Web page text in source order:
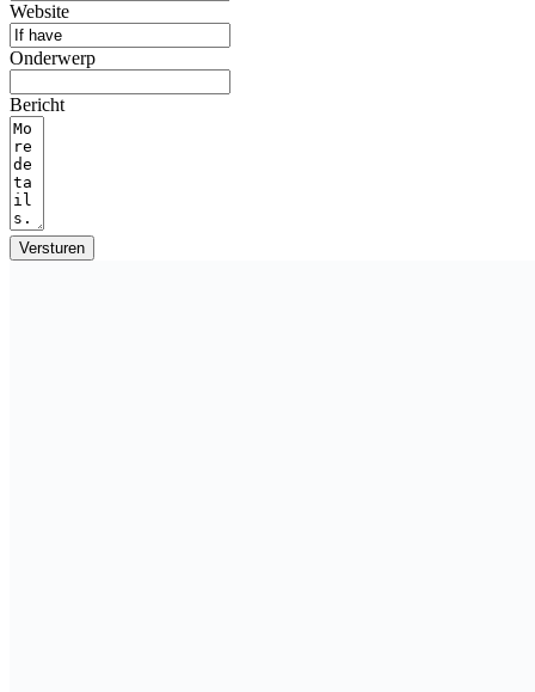
Website
Onderwerp
Bericht
Versturen